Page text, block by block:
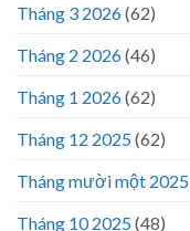
Tháng 3 2026(62)
Tháng 2 2026(46)
Tháng 1 2026(62)
Tháng 12 2025(62)
Tháng mười một 2025
Tháng 10 2025(48)